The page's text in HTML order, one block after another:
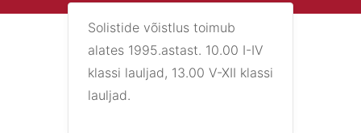
Solistide võistlus toimub
alates 1995.astast. 10.00 I-IV
klassi lauljad, 13.00 V-XII klassi
lauljad.